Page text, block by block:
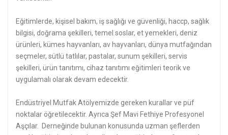
Eğitimlerde, kişisel bakım, iş sağlığı ve güvenliği, haccp, sağlık
bilgisi, doğrama şekilleri, temel soslar, et yemekleri, deniz
ürünleri, kümes hayvanları, av hayvanları, dünya mutfağından
seçmeler, sütlü tatlılar, pastalar, sunum şekilleri, servis
şekilleri, ürün tanıtımı, cihaz tanıtımı eğitimleri teorik ve
uygulamalı olarak devam edecektir.
Endüstriyel Mutfak Atölyemizde gereken kurallar ve püf
noktalar öğretilecektir. Ayrıca Şef Mavi Fethiye Profesyonel
Aşçılar. Derneğinde bulunan konusunda uzman şeflerden